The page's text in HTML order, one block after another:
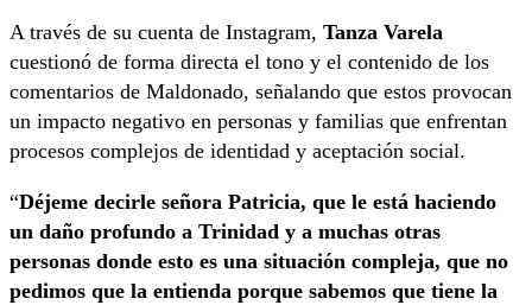
A través de su cuenta de Instagram, Tanza Varela
cuestionó de forma directa el tono y el contenido de los
comentarios de Maldonado, señalando que estos provocan
un impacto negativo en personas y familias que enfrentan
procesos complejos de identidad y aceptación social.
“Déjeme decirle señora Patricia, que le está haciendo
un daño profundo a Trinidad y a muchas otras
personas donde esto es una situación compleja, que no
pedimos que la entienda porque sabemos que tiene la